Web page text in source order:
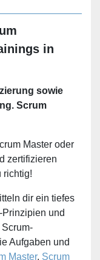
in
sowie
Scrum
Master oder
zertifizieren
richtig!
dir ein tiefes
und
Aufgaben und
Master, Scrum